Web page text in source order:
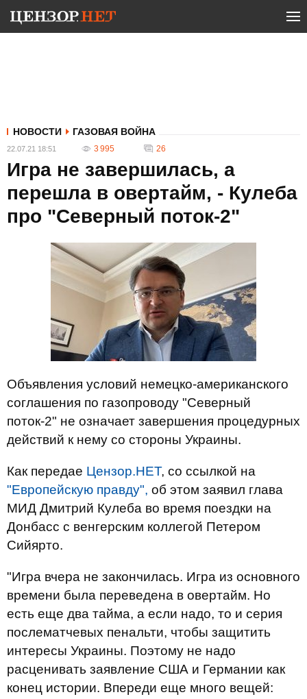
НОВОСТИ ГАЗОВАЯ ВОЙНА
22.07.21 18:51 3 995 26
Игра не завершилась, а
перешла в овертайм, - Кулеба
про "Северный поток-2"
Объявления условий немецко-американского
соглашения по газопроводу "Северный
поток-2" не означает завершения процедурных
действий к нему со стороны Украины.
Как передае Цензор.НЕТ, со ссылкой на
"Европейскую правду", об этом заявил глава
МИД Дмитрий Кулеба во время поездки на
Донбасс с венгерским коллегой Петером
Сийярто.
"Игра вчера не закончилась. Игра из основного
времени была переведена в овертайм. Но
есть еще два тайма, а если надо, то и серия
послематчевых пенальти, чтобы защитить
интересы Украины. Поэтому не надо
расценивать заявление США и Германии как
конец истории. Впереди еще много вещей: